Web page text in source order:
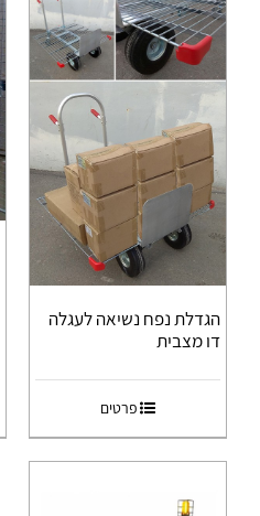
הגדלת נפח נשיאה לעגלה
דו מצבית
פרטים